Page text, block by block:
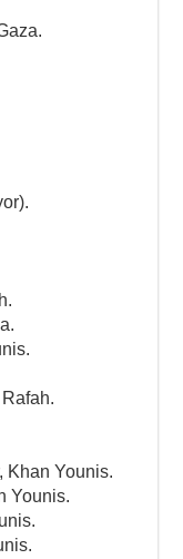
Khan Younis.
Younis.